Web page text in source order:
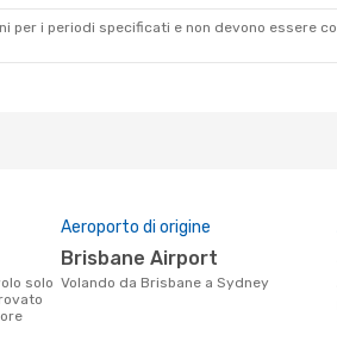
per i periodi specificati e non devono essere
Aeroporto di origine
Brisbane Airport
Volando da Brisbane a Sydney